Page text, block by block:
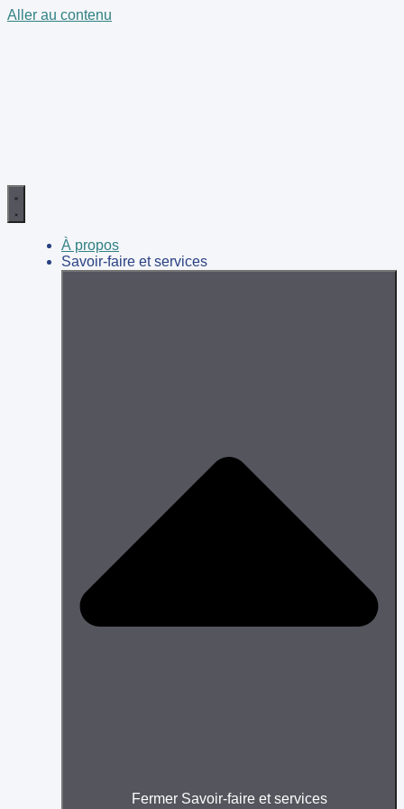
Aller au contenu
À propos
Savoir-faire et services
Fermer Savoir-faire et services